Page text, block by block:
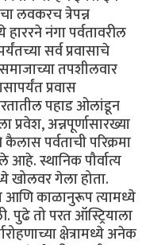
लवकरच त्रेपन्न
नंगा पर्वतावरील
सर्व प्रवासाचे
तपशीलवार
प्रवास
पहाड ओलांडून
अन्नपूर्णासारख्या
पर्वताची परिक्रमा
आहे. स्थानिक पौर्वात्य
खोलवर गेला होता.
आणि काळानुरूप त्यामध्ये
पुढे तो परत ऑस्ट्रियाला
क्षेत्रामध्ये अनेक